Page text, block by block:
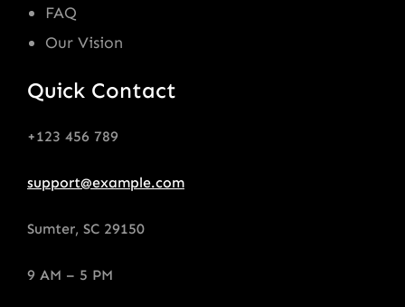
FAQ
Our Vision
Quick Contact
+123 456 789
support@example.com
Sumter, SC 29150
9 AM – 5 PM